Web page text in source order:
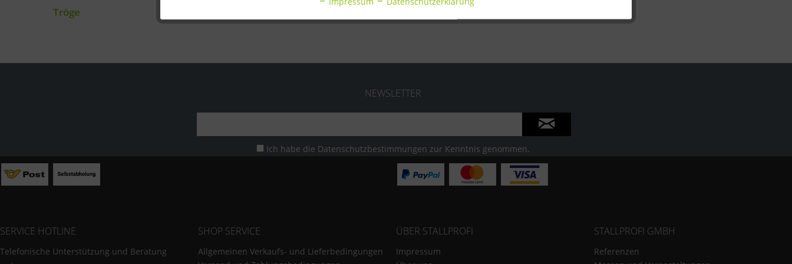
Tröge
NEWSLETTER
Ich habe die Datenschutzbestimmungen zur Kenntnis genommen.
SERVICE HOTLINE
Telefonische Unterstützung und Beratung
SHOP SERVICE
Allgemeinen Verkaufs- und Lieferbedingungen
ÜBER STALLPROFI
Impressum
STALLPROFI GMBH
Referenzen